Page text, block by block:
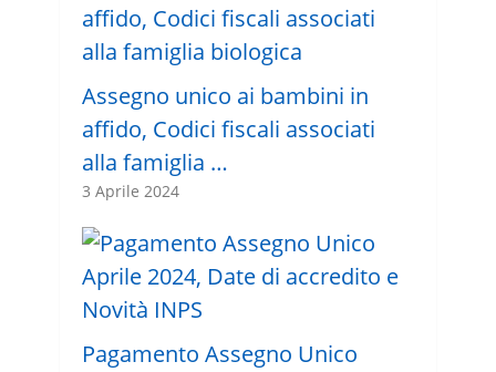
Assegno unico ai bambini in
affido, Codici fiscali associati
alla famiglia …
3 Aprile 2024
Pagamento Assegno Unico